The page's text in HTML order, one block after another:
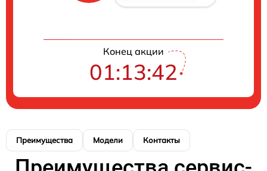
Конец акции
01:13:42
Преимущества Модели Контакты